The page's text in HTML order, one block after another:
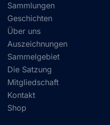
Sammlungen
Geschichten
Über uns
Auszeichnungen
Sammelgebiet
Die Satzung
Mitgliedschaft
Kontakt
Shop